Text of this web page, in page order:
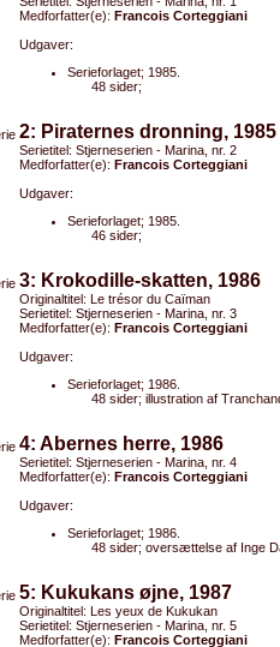
Medforfatter(e): Francois Corteggiani
Udgaver:
Serieforlaget; 1985.
48 sider;
2: Piraternes dronning, 1985
Serietitel: Stjerneserien - Marina, nr. 2
Medforfatter(e): Francois Corteggiani
Udgaver:
Serieforlaget; 1985.
46 sider;
3: Krokodille-skatten, 1986
Originaltitel: Le trésor du Caïman
Serietitel: Stjerneserien - Marina, nr. 3
Medforfatter(e): Francois Corteggiani
Udgaver:
Serieforlaget; 1986.
48 sider; illustration af
4: Abernes herre, 1986
Serietitel: Stjerneserien - Marina, nr. 4
Medforfatter(e): Francois Corteggiani
Udgaver:
Serieforlaget; 1986.
48 sider; oversættelse af Inge
5: Kukukans øjne, 1987
Originaltitel: Les yeux de Kukukan
Serietitel: Stjerneserien - Marina, nr. 5
Medforfatter(e): Francois Corteggiani